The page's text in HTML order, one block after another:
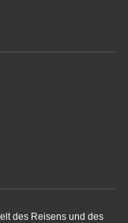
des Reisens und des